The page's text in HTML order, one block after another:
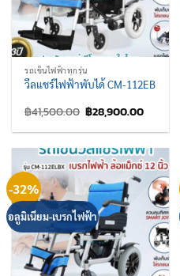
รถเข็นไฟฟ้าทุกรุ่น
วีลแชร์ไฟฟ้าพับได้ CM-112EB
฿41,500.00 Original
price
was:
฿28,900.00Current
is:
-32%
อลูมิเนียม-เบรกไฟฟ้า